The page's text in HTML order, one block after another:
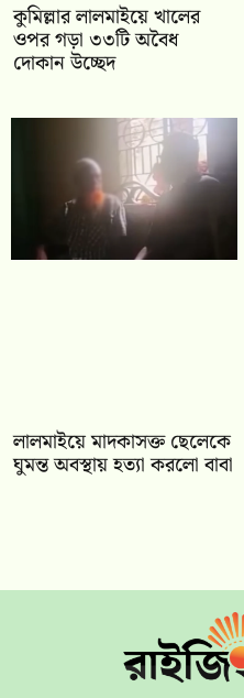
কুমিল্লার লালমাইয়ে খালের
ওপর গড়া ৩৩টি অবৈধ
দোকান উচ্ছেদ
লালমাইয়ে মাদকাসক্ত ছেলেকে
ঘুমন্ত অবস্থায় হত্যা করলো বাবা